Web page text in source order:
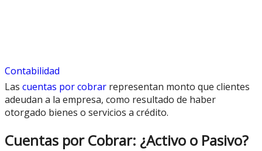
Contabilidad
Las cuentas por cobrar representan monto que clientes
adeudan a la empresa, como resultado de haber
otorgado bienes o servicios a crédito.
Cuentas por Cobrar: ¿Activo o Pasivo?